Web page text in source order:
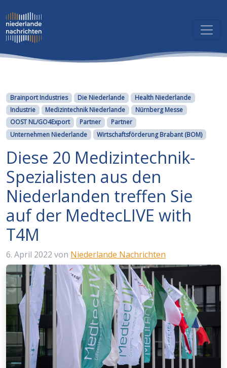
Kategorien
Brainport Industries Die Niederlande
Health Niederlande
Industrie
Medizintechnik Niederlande
Nürnberg Messe
OOST NL/GO4Export
Partner
Partner
Unternehmen Niederlande
Wirtschaftsförderung Brabant (BOM)
Diese 20 Medizintechnik-
Spezialisten aus den
Niederlanden treffen Sie
auf der MedtecLIVE with
T4M
6. April 2022 von Niederlande Nachrichten